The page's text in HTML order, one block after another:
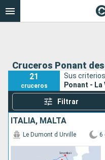
Cruceros Ponant
21
cruceros
Sus
Ponant -
Filtrar
ITALIA, MALTA
Le Dumont d Urville 6